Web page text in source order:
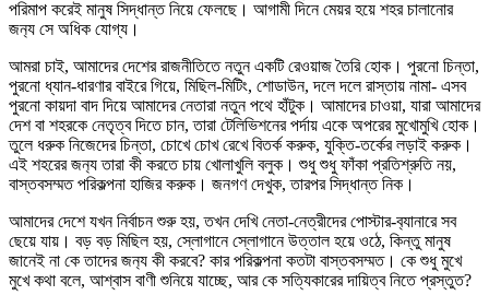
পরিমাপ করেই মানুষ সিদ্ধান্ত নিয়ে ফেলছে। আগামী দিনে মেয়র হয়ে শহর চালানোর
জন‍্য সে অধিক যোগ্য।
আমরা চাই, আমাদের দেশের রাজনীতিতে নতুন একটি রেওয়াজ তৈরি হোক। পুরনো চিন্তা,
পুরনো ধ্যান-ধারণার বাইরে গিয়ে, মিছিল-মিটিং, শোডাউন, দলে দলে রাস্তায় নামা- এসব
পুরনো কায়দা বাদ দিয়ে আমাদের নেতারা নতুন পথে হাঁটুক। আমাদের চাওয়া, যারা আমাদের
দেশ বা শহরকে নেতৃত্ব দিতে চান, তারা টেলিভিশনের পর্দায় একে অপরের মুখোমুখি হোক।
তুলে ধরুক নিজেদের চিন্তা, চোখে চোখ রেখে বিতর্ক করুক, যুক্তি-তর্কের লড়াই করুক।
এই শহরের জন‍্য তারা কী করতে চায় খোলাখুলি বলুক। শুধু শুধু ফাঁকা প্রতিশ্রুতি নয়,
বাস্তবসম্মত পরিকল্পনা হাজির করুক। জনগণ দেখুক, তারপর সিদ্ধান্ত নিক।
আমাদের দেশে যখন নির্বাচন শুরু হয়, তখন দেখি নেতা-নেত্রীদের পোস্টার-ব‍্যানারে সব
ছেয়ে যায়। বড় বড় মিছিল হয়, স্লোগানে স্লোগানে উত্তাল হয়ে ওঠে, কিন্তু মানুষ
জানেই না কে তাদের জন‍্য কী করবে? কার পরিকল্পনা কতটা বাস্তবসম্মত। কে শুধু মুখে
মুখে কথা বলে, আশ্বাস বাণী শুনিয়ে যাচ্ছে, আর কে সত্যিকারের দায়িত্ব নিতে প্রস্তুত?